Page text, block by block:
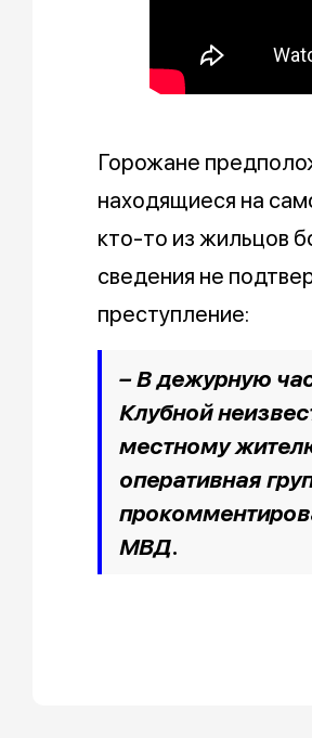
Горожане
находящиеся на
кто-то из жильцов
сведения не
преступление:
– В дежурную
Клубной
местному
оперативная
МВД.